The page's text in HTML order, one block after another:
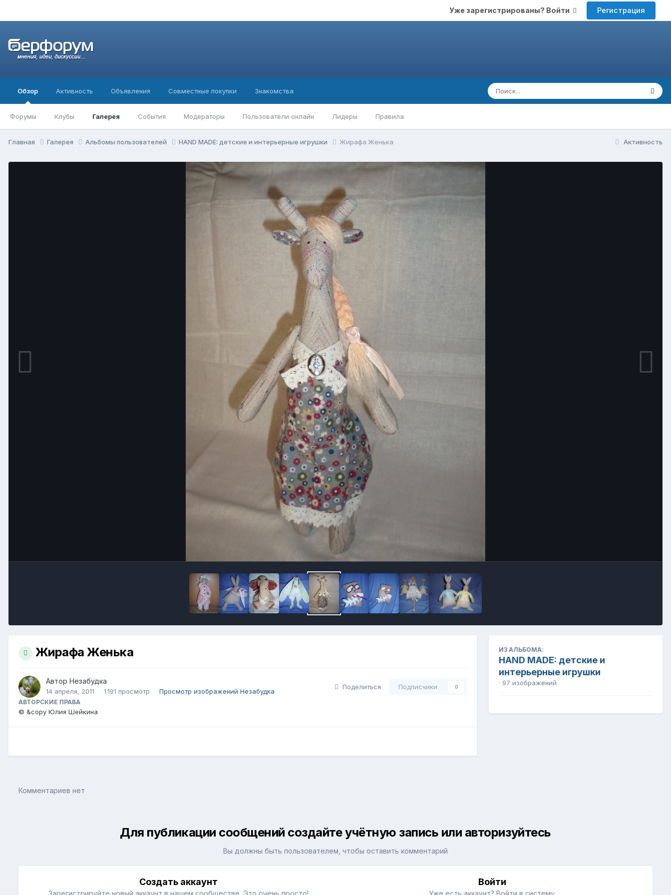
Уже зарегистрированы? Войти Регистрация
Обзор
Форумы Клубы Галерея События Модераторы Пользователи онлайн Лидеры Правила
Активность Объявления Совместные покупки Знакомства
Активность
Главная Галерея Альбомы пользователей HAND MADE: детские и интерьерные игрушки Жирафа Женька
Жирафа Женька
Автор Незабудка
14 апреля, 2011 1 191 просмотр Просмотр изображений Незабудка
Поделиться Подписчики 0
АВТОРСКИЕ ПРАВА
© &copy Юлия Шейкина
ИЗ АЛЬБОМА:
HAND MADE: детские и
интерьерные игрушки
· 97 изображений
Комментариев нет
Для публикации сообщений создайте учётную запись или авторизуйтесь
Вы должны быть пользователем, чтобы оставить комментарий
Создать аккаунт Войти